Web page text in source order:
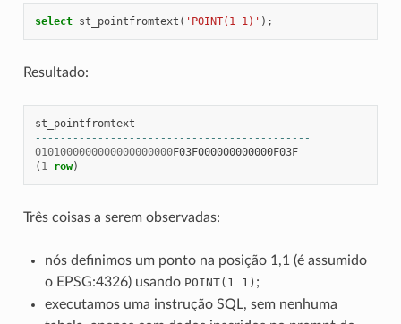
select st_pointfromtext ( 'POINT(1 1)' );
Resultado:
st_pointfromtext
--------------------------------------------
0101000000000000000000F03F000000000000F03F
( 1 row)
Três coisas a serem observadas:
nós definimos um ponto na posição 1,1 (é assumido
o EPSG:4326) usando POINT(1 1) ;
executamos uma instrução SQL, sem nenhuma